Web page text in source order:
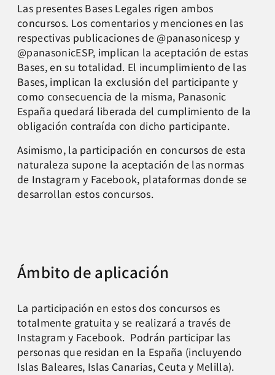
Las presentes Bases Legales rigen ambos
concursos. Los comentarios y menciones en las
respectivas publicaciones de @panasonicesp y
@panasonicESP, implican la aceptación de estas
Bases, en su totalidad. El incumplimiento de las
Bases, implican la exclusión del participante y
como consecuencia de la misma, Panasonic
España quedará liberada del cumplimiento de la
obligación contraída con dicho participante.
Asimismo, la participación en concursos de esta
naturaleza supone la aceptación de las normas
de Instagram y Facebook, plataformas donde se
desarrollan estos concursos.
Ámbito de aplicación
La participación en estos dos concursos es
totalmente gratuita y se realizará a través de
Instagram y Facebook. Podrán participar las
personas que residan en la España (incluyendo
Islas Baleares, Islas Canarias, Ceuta y Melilla).